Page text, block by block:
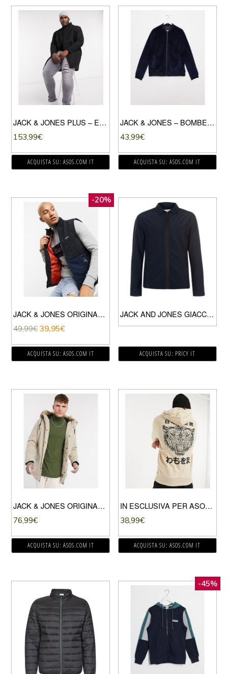
JACK & JONES PLUS – ESSENTIALS – CAPPOTTO DI LANA CON COLLO A IMBUTO NERO
153,99€
ACQUISTA SU: ASOS.COM IT
JACK & JONES – BOMBER IN VELLUTO-NAVY
43,99€
ACQUISTA SU: ASOS.COM IT
-20%
JACK & JONES ORIGINALS – SMANICATO IN PILE BLU NAVY
49,99€ 39,95€
ACQUISTA SU: ASOS.COM IT
JACK AND JONES GIACCA LEGGERA UOMO SKY CAPTAIN
ACQUISTA SU: PRICY IT
JACK & JONES ORIGINALS – PARKA CON CAPPUCCIO IN PELLICCIA SINTETICA BEIGE
76,99€
ACQUISTA SU: ASOS.COM IT
IN ESCLUSIVA PER ASOS – JACK & JONES ORIGINALS – FELPA BEIGE OVERSIZE CON CAPPUCCIO CON STAMPA DI TIGRE SUL RETRO
38,99€
ACQUISTA SU: ASOS.COM IT
-45%